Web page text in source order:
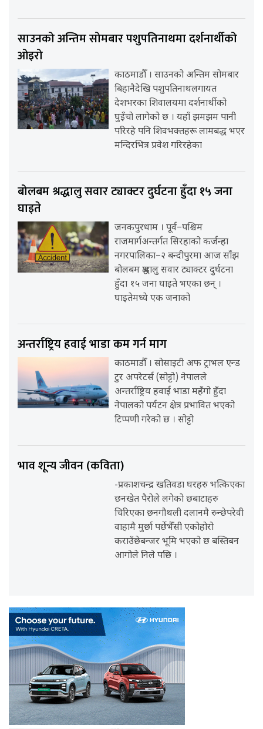
साउनको अन्तिम सोमबार पशुपतिनाथमा दर्शनार्थीको
ओइरो
काठमाडौँ । साउनको अन्तिम सोमबार
बिहानैदेखि पशुपतिनाथलगायत
देशभरका शिवालयमा दर्शनार्थीको
घुइँचो लागेको छ । यहाँ झमझम पानी
परिरहे पनि शिवभक्तहरू लामबद्ध भएर
मन्दिरभित्र प्रवेश गरिरहेका
बोलबम श्रद्धालु सवार ट्याक्टर दुर्घटना हुँदा १५ जना
घाइते
जनकपुरधाम । पूर्व–पश्चिम
राजमार्गअन्तर्गत सिरहाको कर्जन्हा
नगरपालिका–२ बन्दीपुरमा आज साँझ
बोलबम श्रद्धालु सवार ट्याक्टर दुर्घटना
हुँदा १५ जना घाइते भएका छन् ।
घाइतेमध्ये एक जनाको
अन्तर्राष्ट्रिय हवाई भाडा कम गर्न माग
काठमाडौँ । सोसाइटी अफ ट्राभल एन्ड
टुर अपरेटर्स (सोट्टो) नेपालले
अन्तर्राष्ट्रिय हवाई भाडा महँगो हुँदा
नेपालको पर्यटन क्षेत्र प्रभावित भएको
टिप्पणी गरेको छ । सोट्टो
भाव शून्य जीवन (कविता)
-प्रकाशचन्द्र खतिवडा घरहरु भत्किएका
छनखेत पैरोले लगेको छबाटाहरु
चिरिएका छनगौथली दलानमै रुन्छेपरेवी
वाहामै मुर्छा पर्छेभैँसी एकोहोरो
कराउँछेबन्जर भूमि भएको छ बस्तिबन
आगोले निले पछि ।